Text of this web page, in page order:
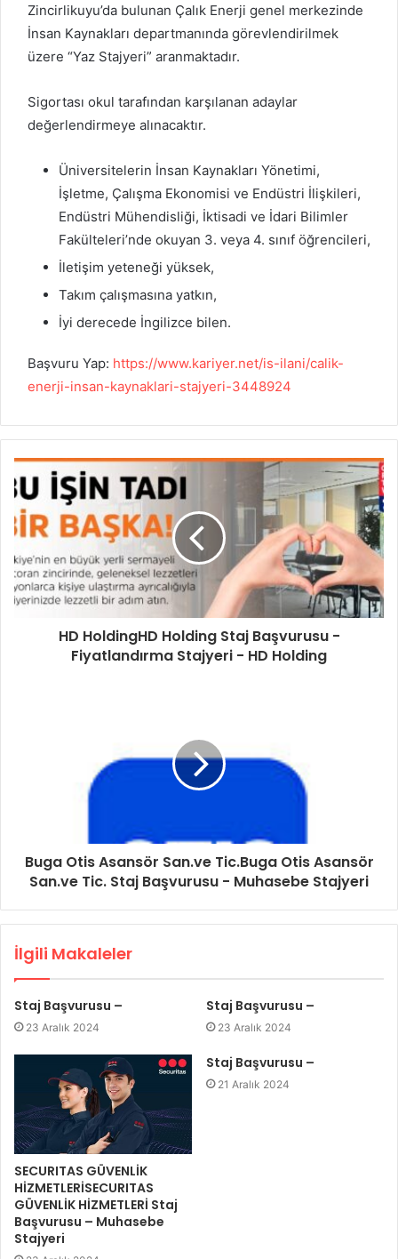
Zincirlikuyu’da bulunan Çalık Enerji genel merkezinde
İnsan Kaynakları departmanında görevlendirilmek
üzere “Yaz Stajyeri” aranmaktadır.
Sigortası okul tarafından karşılanan adaylar
değerlendirmeye alınacaktır.
Üniversitelerin İnsan Kaynakları Yönetimi,
İşletme, Çalışma Ekonomisi ve Endüstri İlişkileri,
Endüstri Mühendisliği, İktisadi ve İdari Bilimler
Fakülteleri’nde okuyan 3. veya 4. sınıf öğrencileri,
İletişim yeteneği yüksek,
Takım çalışmasına yatkın,
İyi derecede İngilizce bilen.
Başvuru Yap: https://www.kariyer.net/is-ilani/calik-
enerji-insan-kaynaklari-stajyeri-3448924
HD HoldingHD Holding Staj Başvurusu -
Fiyatlandırma Stajyeri - HD Holding
Buga Otis Asansör San.ve Tic.Buga Otis Asansör
San.ve Tic. Staj Başvurusu - Muhasebe Stajyeri
İlgili Makaleler
Staj Başvurusu –
23 Aralık 2024
Staj Başvurusu –
23 Aralık 2024
SECURITAS GÜVENLİK
HİZMETLERİSECURITAS
GÜVENLİK HİZMETLERİ Staj
Başvurusu – Muhasebe
Stajyeri
Staj Başvurusu –
21 Aralık 2024